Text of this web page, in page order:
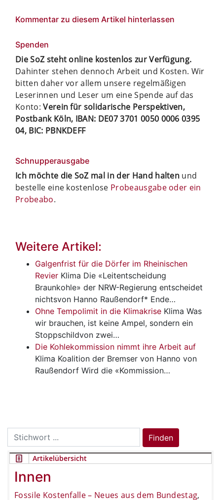
Kommentar zu diesem Artikel hinterlassen
Spenden
Die SoZ steht online kostenlos zur Verfügung.
Dahinter stehen dennoch Arbeit und Kosten. Wir
bitten daher vor allem unsere regelmäßigen
Leserinnen und Leser um eine Spende auf das
Konto:Verein für solidarische Perspektiven,
Postbank Köln, IBAN: DE07 3701 0050 0006 0395
04, BIC: PBNKDEFF
Schnupperausgabe
Ich möchte die SoZ mal in der Hand halten und
bestelle eine kostenlose Probeausgabe oder ein
Probeabo.
Weitere Artikel:
Galgenfrist für die Dörfer im Rheinischen
Revier Klima Die «Leitentscheidung
Braunkohle» der NRW-Regierung entscheidet
nichtsvon Hanno Raußendorf* Ende…
Ohne Tempolimit in die Klimakrise Klima Was
wir brauchen, ist keine Ampel, sondern ein
Stoppschildvon zwei…
Die Kohlekommission nimmt ihre Arbeit auf
Klima Koalition der Bremser von Hanno von
Raußendorf Wird die «Kommission…
Search
for:
Finden
Artikelübersicht
Innen
Fossile Kostenfalle – Neues aus dem Bundestag,